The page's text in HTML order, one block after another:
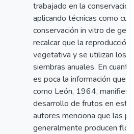
trabajado en la
aplicando técnicas como
conservación in vitro de
recalcar que la
vegetativa y se utilizan los
siembras anuales. En
es poca la información que
como León, 1964,
desarrollo de frutos en
autores menciona que las
generalmente producen